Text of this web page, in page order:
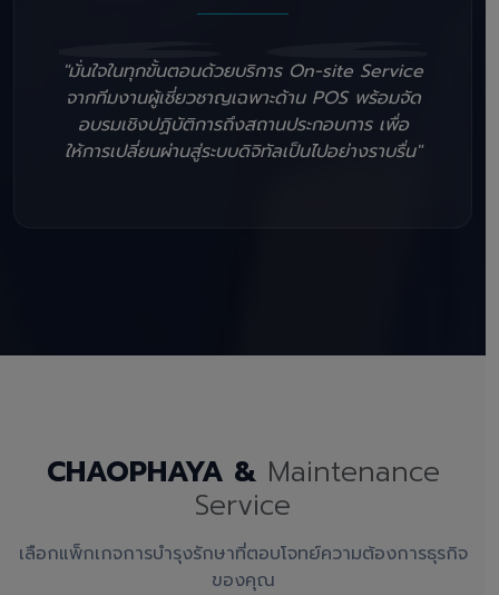
"มั่นใจในทุกขั้นตอนด้วยบริการ On-site Service
จากทีมงานผู้เชี่ยวชาญเฉพาะด้าน POS พร้อมจัด
อบรมเชิงปฏิบัติการถึงสถานประกอบการ เพื่อ
ให้การเปลี่ยนผ่านสู่ระบบดิจิทัลเป็นไปอย่างราบรื่น"
CHAOPHAYA & Maintenance
Service
เลือกแพ็กเกจการบำรุงรักษาที่ตอบโจทย์ความต้องการธุรกิจ
ของคุณ